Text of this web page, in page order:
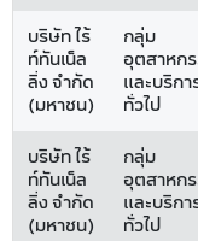
บริษัท ไร้
ท์ทันเน็ล
ลิ่ง จำกัด
(มหาชน)
กลุ่ม
อุตสาหก
และบริกา
ทั่วไป
บริษัท ไร้
ท์ทันเน็ล
ลิ่ง จำกัด
(มหาชน)
กลุ่ม
อุตสาหก
และบริกา
ทั่วไป